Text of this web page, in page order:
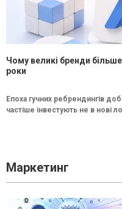
Чому великі бренди
роки
Епоха гучних ребрендингів
частіше інвестують не в нові
Маркетинг